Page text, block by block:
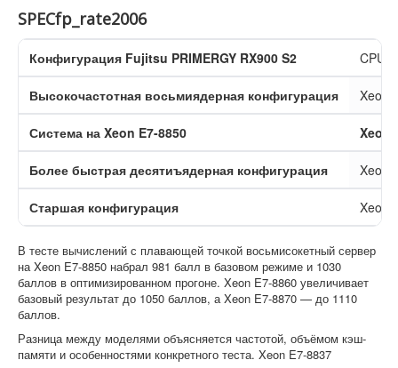
SPECfp_rate2006
Конфигурация Fujitsu PRIMERGY RX900 S2 CPU
Высокочастотная восьмиядерная конфигурация Xeon
Система на Xeon E7-8850 Xeon
Более быстрая десятиъядерная конфигурация Xeon
Старшая конфигурация Xeon
В тесте вычислений с плавающей точкой восьмисокетный сервер
на Xeon E7-8850 набрал 981 балл в базовом режиме и 1030
баллов в оптимизированном прогоне. Xeon E7-8860 увеличивает
базовый результат до 1050 баллов, а Xeon E7-8870 — до 1110
баллов.
Разница между моделями объясняется частотой, объёмом кэш-
памяти и особенностями конкретного теста. Xeon E7-8837